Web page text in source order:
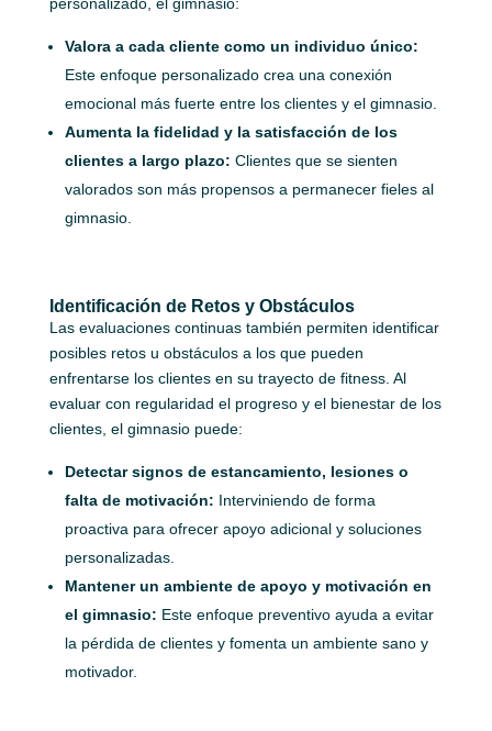
Valora a cada cliente como un individuo único:
Este enfoque personalizado crea una conexión
emocional más fuerte entre los clientes y el gimnasio.
Aumenta la fidelidad y la satisfacción de los
clientes a largo plazo: Clientes que se sienten
valorados son más propensos a permanecer fieles al
gimnasio.
Identificación de Retos y Obstáculos
Las evaluaciones continuas también permiten identificar
posibles retos u obstáculos a los que pueden
enfrentarse los clientes en su trayecto de fitness. Al
evaluar con regularidad el progreso y el bienestar de los
clientes, el gimnasio puede:
Detectar signos de estancamiento, lesiones o
falta de motivación: Interviniendo de forma
proactiva para ofrecer apoyo adicional y soluciones
personalizadas.
Mantener un ambiente de apoyo y motivación en
el gimnasio: Este enfoque preventivo ayuda a evitar
la pérdida de clientes y fomenta un ambiente sano y
motivador.